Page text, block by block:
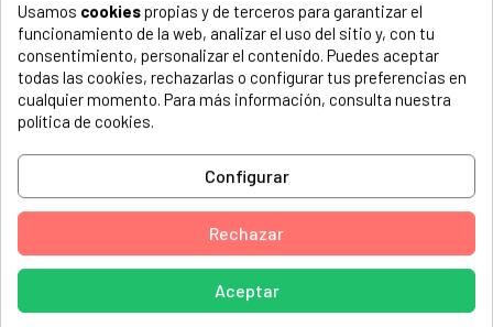
CONMUTADOR PARA HORNO BEKO 5 POSICIONES (4+0)
REFERENCIA: 263900055.
ALTUS, 7786188625 AL 654 DCX ALTUS
ALTUS, 7786582821 AL 584 GW ALTUS
ALTUS, AL 584 GW
ALTUS, AL 584 GW (7786582821)
ALTUS, AL 654 DCX (7786188625)
Usamos cookiespropias y de terceros para garantizar el
funcionamiento de la web, analizar el uso del sitio y, con tu
consentimiento, personalizar el contenido. Puedes aceptar
todas las cookies, rechazarlas o configurar tus preferencias en
cualquier momento. Para más información, consulta nuestra
política de cookies.
Configurar
Rechazar
Aceptar